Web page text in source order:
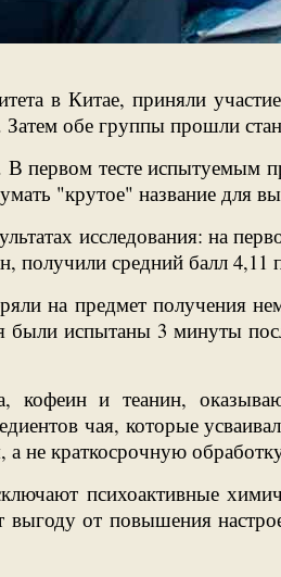
в Китае, приняли
обе группы прошли
первом тесте испытуемым
"крутое" название для
исследования: на
получили средний балл
на предмет получения
испытаны 3 минуты
и теанин,
чая, которые
не краткосрочную
психоактивные
от повышения